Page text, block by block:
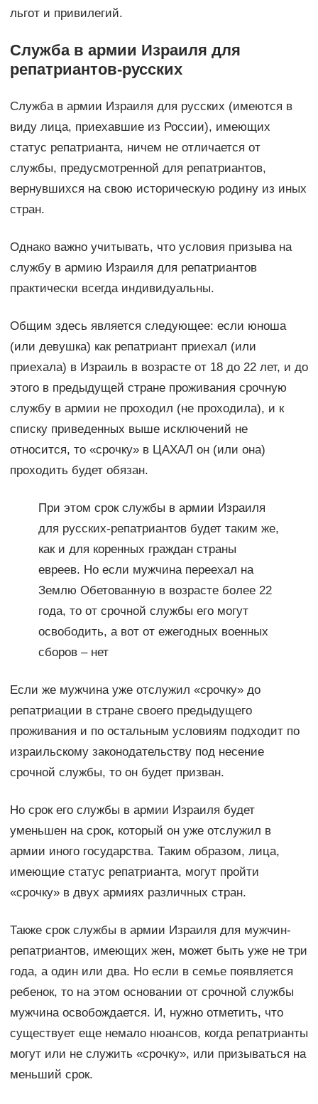
льгот и привилегий.
Служба в армии Израиля для
репатриантов-русских
Служба в армии Израиля для русских (имеются в
виду лица, приехавшие из России), имеющих
статус репатрианта, ничем не отличается от
службы, предусмотренной для репатриантов,
вернувшихся на свою историческую родину из иных
стран.
Однако важно учитывать, что условия призыва на
службу в армию Израиля для репатриантов
практически всегда индивидуальны.
Общим здесь является следующее: если юноша
(или девушка) как репатриант приехал (или
приехала) в Израиль в возрасте от 18 до 22 лет, и до
этого в предыдущей стране проживания срочную
службу в армии не проходил (не проходила), и к
списку приведенных выше исключений не
относится, то «срочку» в ЦАХАЛ он (или она)
проходить будет обязан.
При этом срок службы в армии Израиля
для русских-репатриантов будет таким же,
как и для коренных граждан страны
евреев. Но если мужчина переехал на
Землю Обетованную в возрасте более 22
года, то от срочной службы его могут
освободить, а вот от ежегодных военных
сборов – нет
Если же мужчина уже отслужил «срочку» до
репатриации в стране своего предыдущего
проживания и по остальным условиям подходит по
израильскому законодательству под несение
срочной службы, то он будет призван.
Но срок его службы в армии Израиля будет
уменьшен на срок, который он уже отслужил в
армии иного государства. Таким образом, лица,
имеющие статус репатрианта, могут пройти
«срочку» в двух армиях различных стран.
Также срок службы в армии Израиля для мужчин-
репатриантов, имеющих жен, может быть уже не три
года, а один или два. Но если в семье появляется
ребенок, то на этом основании от срочной службы
мужчина освобождается. И, нужно отметить, что
существует еще немало нюансов, когда репатрианты
могут или не служить «срочку», или призываться на
меньший срок.